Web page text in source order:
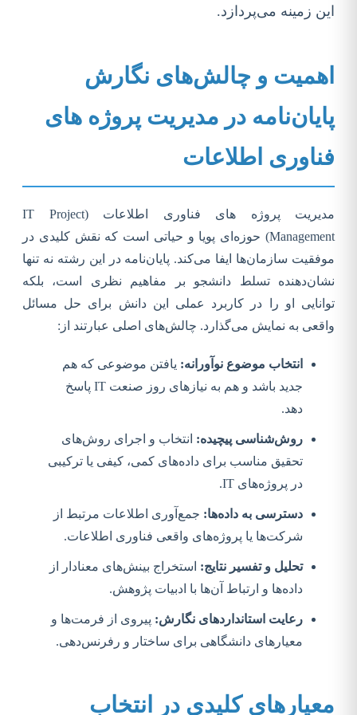
این زمینه می‌پردازد.
اهمیت و چالش‌های نگارش
پایان‌نامه در مدیریت پروژه های
فناوری اطلاعات
مدیریت پروژه های فناوری اطلاعات (IT Project
Management) حوزه‌ای پویا و حیاتی است که نقش کلیدی در
موفقیت سازمان‌ها ایفا می‌کند. پایان‌نامه در این رشته نه تنها
نشان‌دهنده تسلط دانشجو بر مفاهیم نظری است، بلکه
توانایی او را در کاربرد عملی این دانش برای حل مسائل
واقعی به نمایش می‌گذارد. چالش‌های اصلی عبارتند از:
انتخاب موضوع نوآورانه: یافتن موضوعی که هم
جدید باشد و هم به نیازهای روز صنعت IT پاسخ
دهد.
روش‌شناسی پیچیده: انتخاب و اجرای روش‌های
تحقیق مناسب برای داده‌های کمی، کیفی یا ترکیبی
در پروژه‌های IT.
دسترسی به داده‌ها: جمع‌آوری اطلاعات مرتبط از
شرکت‌ها یا پروژه‌های واقعی فناوری اطلاعات.
تحلیل و تفسیر نتایج: استخراج بینش‌های معنادار از
داده‌ها و ارتباط آن‌ها با ادبیات پژوهش.
رعایت استانداردهای نگارش: پیروی از فرمت‌ها و
معیارهای دانشگاهی برای ساختار و رفرنس‌دهی.
معیارهای کلیدی در انتخاب